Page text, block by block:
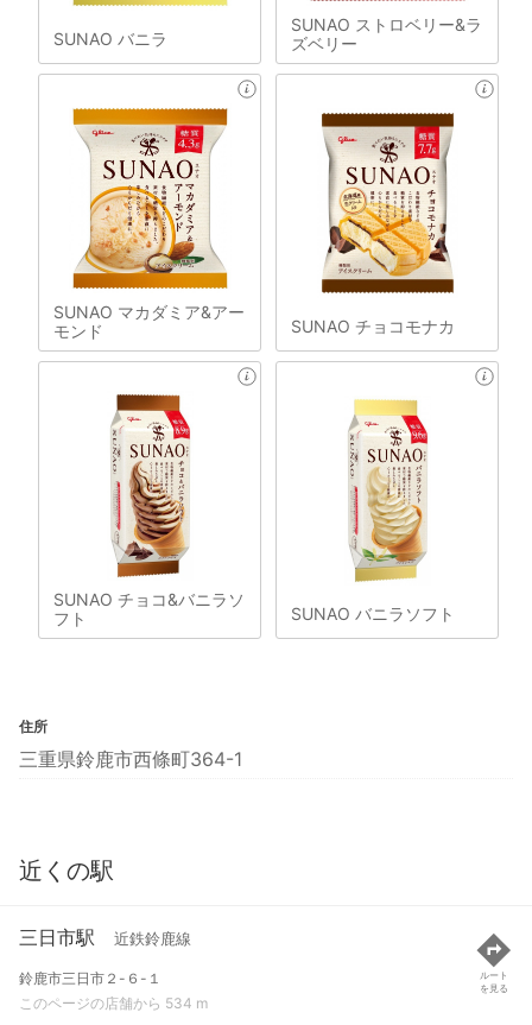
SUNAO バニラ
SUNAO ストロベリー&ラ
ズベリー
SUNAO マカダミア&アー
モンド
SUNAO チョコモナカ
SUNAO チョコ&バニラソ
フト
SUNAO バニラソフト
住所
三重県鈴鹿市西條町364-1
近くの駅
三日市駅 近鉄鈴鹿線
鈴鹿市三日市２-６-１
このページの店舗から 534 m
ルート
を見る